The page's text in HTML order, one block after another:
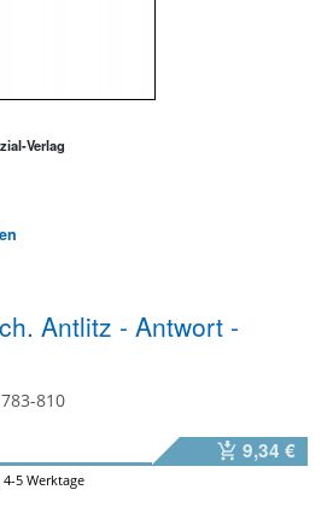
Verlag
Antlitz - Antwort -
810
9,34 €
5 Werktage